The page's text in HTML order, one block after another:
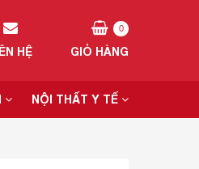
HỆ GIỎ HÀNG
0
NỘI THẤT Y TẾ